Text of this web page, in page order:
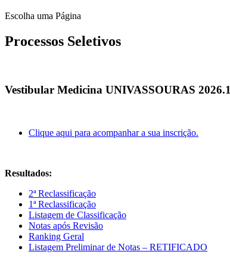
Escolha uma Página
Processos Seletivos
Vestibular Medicina UNIVASSOURAS 2026.1
Clique aqui para acompanhar a sua inscrição.
Resultados:
2ª Reclassificação
1ª Reclassificação
Listagem de Classificação
Notas após Revisão
Ranking Geral
Listagem Preliminar de Notas – RETIFICADO